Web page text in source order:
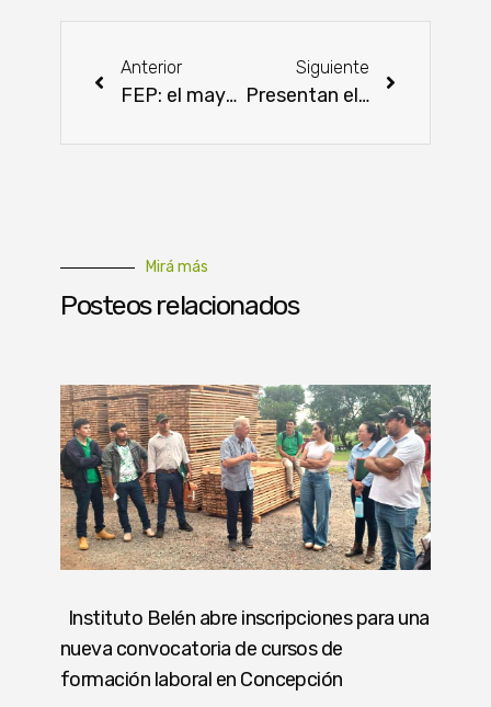
Anterior
FEP: el mayor encuentro de jóvenes emprendedores del Paraguay
Siguiente
Presentan el Plan Climático del Paraguay NDC 3.0
Mirá más
Posteos relacionados
Instituto Belén abre inscripciones para una
nueva convocatoria de cursos de
formación laboral en Concepción